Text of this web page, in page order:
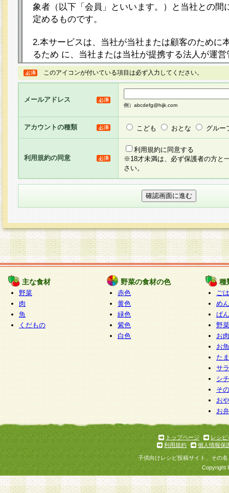
象者（以下「会員」といいます。）と当社との間
定めるものです。
2.本サービスは、当社が当社または顧客のために
るため に、当社または当社が提携する法人が運
ト（以下「本サイト」といいます。）上に本サー
ージを設け、会員がアンケー ト調査に回答する
し、その結果を当社が集計・分析その他の利用を
るものです。なお、本サービスは、それぞれの目
員に対して本サービスの依頼を行うこともあり、
た全ての会員に対して本サービスの依頼をすると
りま す。
3.当社は、会員の事前の承諾を得ることなく、当
方 法・手段にて、本規約を任意に制定、変更ま
きるものとします。改定後の本規約等は、本規約
に掲示したときに、その 他の諸規定については
てその効力を生じるものとします。
4.本規約は、会員登録希望者による会員登録手続
の当社による会員登録の承認が完了した時点で会
たものとみなされ、会員に対して適用されるもの
5.当社がお聞きする個人情報は、すべて会員登録
で提 供いただいたものと考えております。従っ
自らの個人情報の提供を希望されない場合には、
をお預かりいたしません が、提供されないこと
商品やサービス等をご利用いただけない場合があ
了承ください。
6.当社は、お客様から当社が保有している個人情
加・ 利用停止等を求められた場合には、ご本人
て確認できた場合に限り、法令に準拠して合理的
いただきます。なお、開示 請求等の請求先は個
ります。
1.会員とは、本規約等を承諾のうえ、当社所定の
了し、当社が承認した者、グループとします。な
が以下に該当する場合は会員登録をすることがで
このアイコンが付いている項目は必ず入力してください。
メールアドレス
例）abcdefg@hijk.com
アカウントの種類 こども おとな グルー
利用規約の同意
利用規約に同意する
※18才未満は、必ず保護者の方と
さい。
主な食材
野菜
肉
魚
くだもの
野菜の食材の色
赤色
黄色
緑色
紫色
白色
種
ご
めん
ぱん
野
お
お
た
サ
シ
そ
お
お
トップページ
レシピ
利用規約
個人情報保
子供向けレシピ投稿サイト、その
Copyright